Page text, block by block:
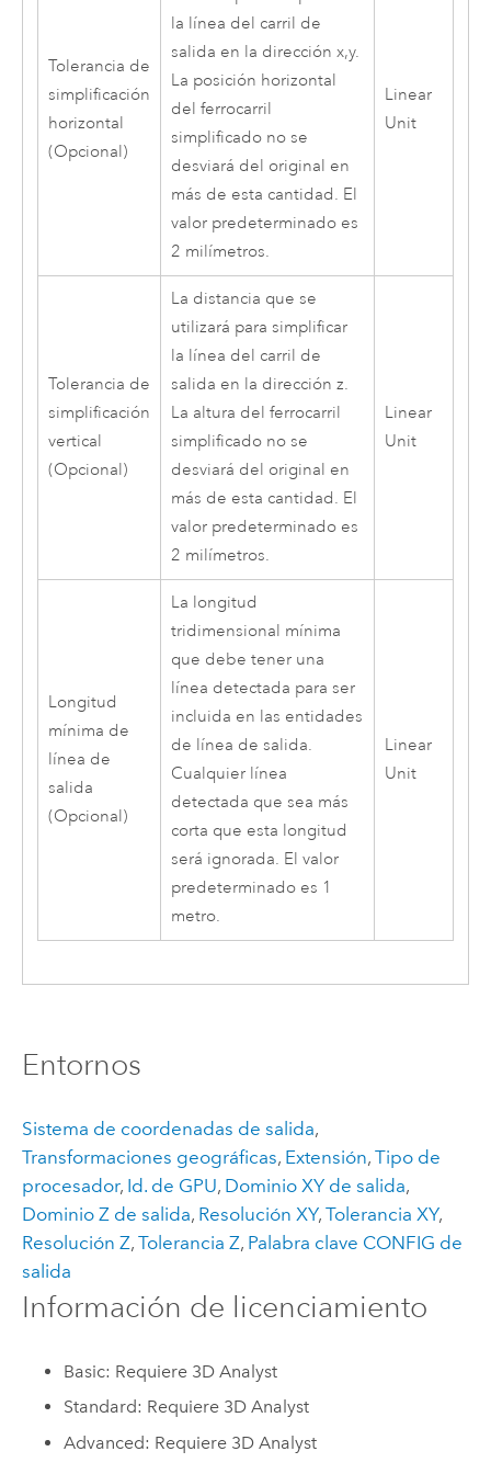
Tolerancia de
simplificación
horizontal
(Opcional)
la línea del carril de
salida en la dirección x,y.
La posición horizontal
del ferrocarril
simplificado no se
desviará del original en
más de esta cantidad. El
valor predeterminado es
2 milímetros.
Linear
Unit
Tolerancia de
simplificación
vertical
(Opcional)
La distancia que se
utilizará para simplificar
la línea del carril de
salida en la dirección z.
La altura del ferrocarril
simplificado no se
desviará del original en
más de esta cantidad. El
valor predeterminado es
2 milímetros.
Linear
Unit
Longitud
mínima de
línea de
salida
(Opcional)
La longitud
tridimensional mínima
que debe tener una
línea detectada para ser
incluida en las entidades
de línea de salida.
Cualquier línea
detectada que sea más
corta que esta longitud
será ignorada. El valor
predeterminado es 1
metro.
Linear
Unit
Entornos
Sistema de coordenadas de salida,
Transformaciones geográficas, Extensión, Tipo de
procesador, Id. de GPU, Dominio XY de salida,
Dominio Z de salida, Resolución XY, Tolerancia XY,
Resolución Z, Tolerancia Z, Palabra clave CONFIG de
salida
Información de licenciamiento
Basic: Requiere 3D Analyst
Standard: Requiere 3D Analyst
Advanced: Requiere 3D Analyst